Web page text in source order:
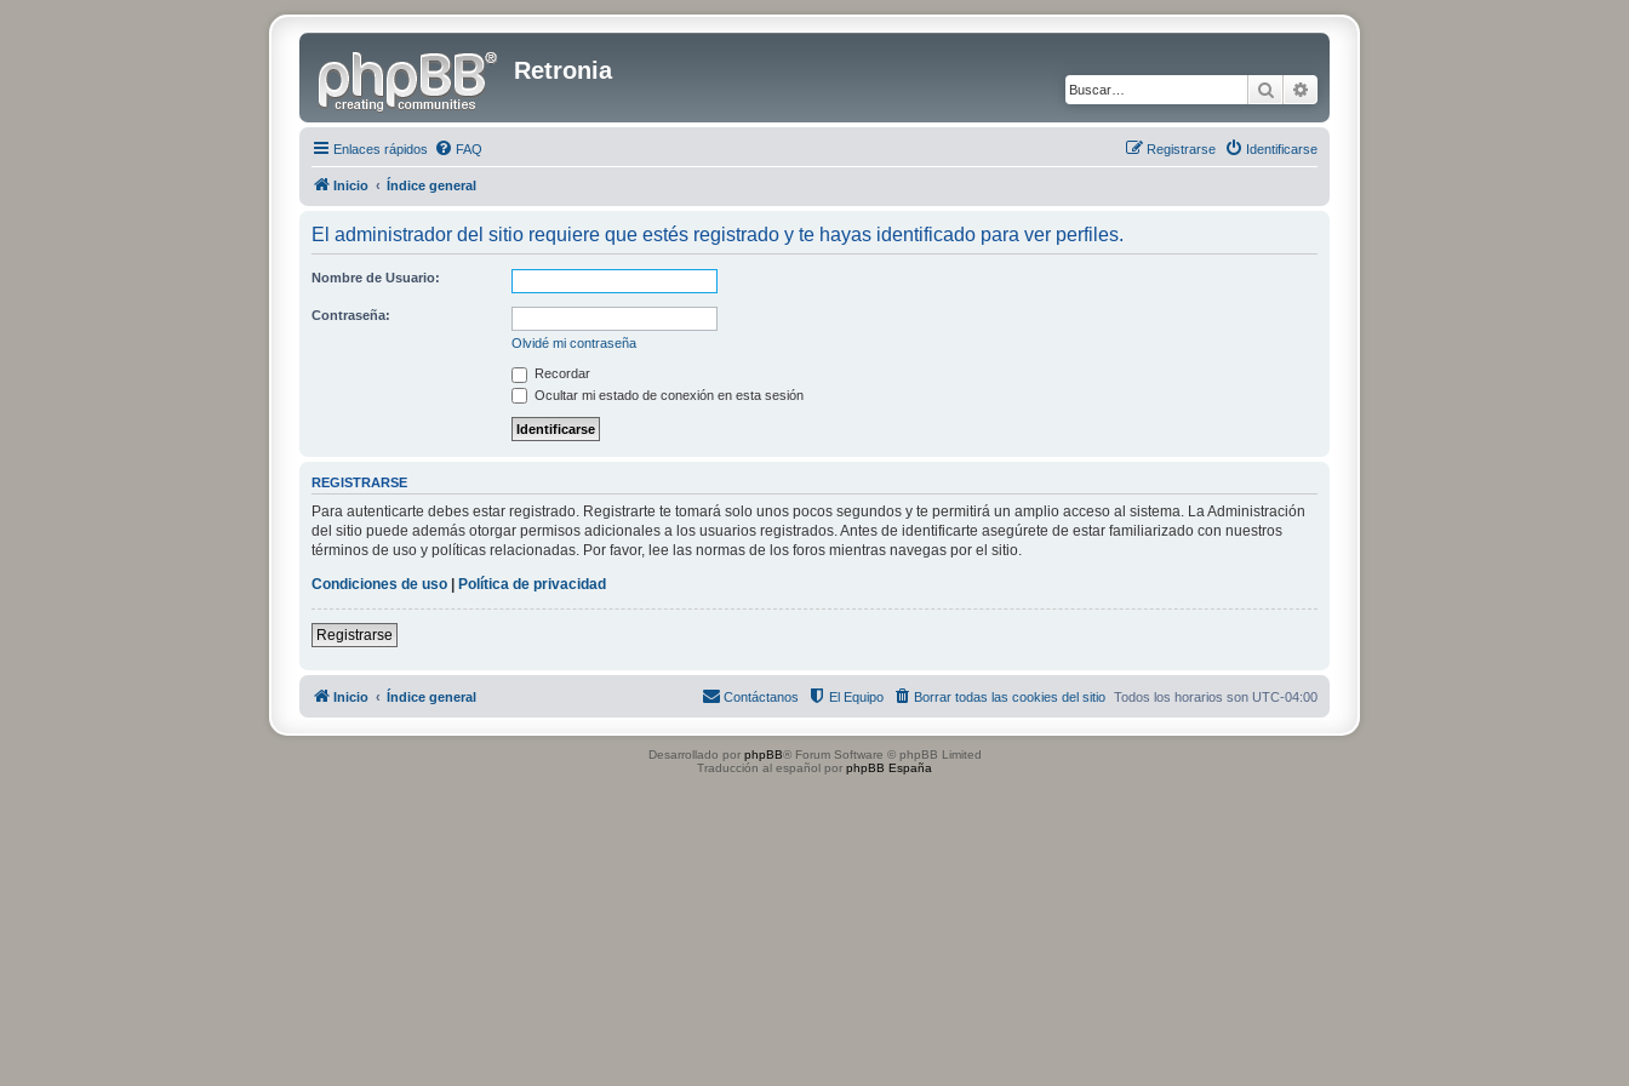
Retronia
Buscar
Enlaces rápidos FAQ Identificarse
Registrarse
Inicio Índice general
El administrador del sitio requiere que estés registrado y te hayas identificado para ver perfiles.
Nombre de Usuario:
Contraseña:
Olvidé mi contraseña
Recordar
Ocultar mi estado de conexión en esta sesión
REGISTRARSE
Para autenticarte debes estar registrado. Registrarte te tomará solo unos pocos segundos y te permitirá un amplio acceso al sistema. La Administración
del sitio puede además otorgar permisos adicionales a los usuarios registrados. Antes de identificarte asegúrete de estar familiarizado con nuestros
términos de uso y políticas relacionadas. Por favor, lee las normas de los foros mientras navegas por el sitio.
Condiciones de uso | Política de privacidad
Registrarse
Inicio Índice general Todos los horarios son UTC-04:00
Borrar todas las cookies del sitio
El Equipo
Contáctanos
Desarrollado por phpBB® Forum Software © phpBB Limited
Traducción al español por phpBB España